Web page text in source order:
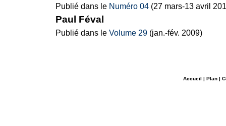
Publié dans le Numéro 04 (27 mars-13 avril
Paul Féval
Publié dans le Volume 29 (jan.-fév. 2009)
Accueil | Plan|